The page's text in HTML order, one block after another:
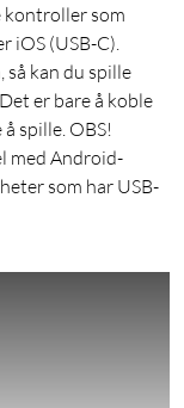
kontroller som
iOS (USB-C).
så kan du spille
er bare å koble
spille. OBS!
med Android-
som har USB-